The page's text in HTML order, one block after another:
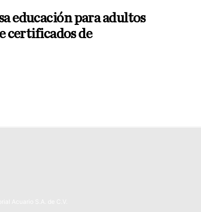
educación para adultos
certificados de